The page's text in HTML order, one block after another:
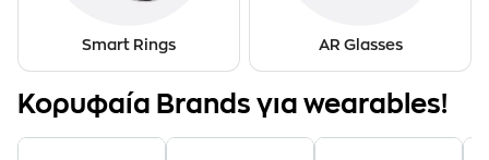
Smart Rings AR Glasses
Κορυφαία Brands για wearables!